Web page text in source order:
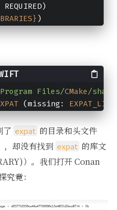
REQUIRED)
)
Files/CMake/
(missing:
了 expat 的目录和头文件
，却没有找到 expat 的库文
）。我们打开 Conan
究竟：